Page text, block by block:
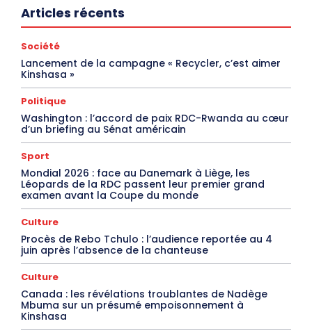
Articles récents
Société
Lancement de la campagne « Recycler, c’est aimer
Kinshasa »
Politique
Washington : l’accord de paix RDC-Rwanda au cœur
d’un briefing au Sénat américain
Sport
Mondial 2026 : face au Danemark à Liège, les
Léopards de la RDC passent leur premier grand
examen avant la Coupe du monde
Culture
Procès de Rebo Tchulo : l’audience reportée au 4
juin après l’absence de la chanteuse
Culture
Canada : les révélations troublantes de Nadège
Mbuma sur un présumé empoisonnement à
Kinshasa